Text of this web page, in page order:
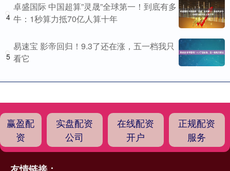
4
卓盛国际 中国超算”灵晟”全球第一！到底有多
牛：1秒算力抵70亿人算十年
5
易速宝 影帝回归！9.3了还在涨，五一档我只
看它
赢盈配
资
实盘配资
公司
在线配资
开户
正规配资
服务